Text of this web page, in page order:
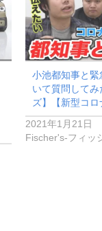
小池都知事と
いて質問して
ズ】【新型コロ
2021年1月21日
Fischer's-フィッ